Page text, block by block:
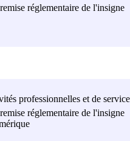
réglementaire de l'insigne
professionnelles et de
réglementaire de l'insigne